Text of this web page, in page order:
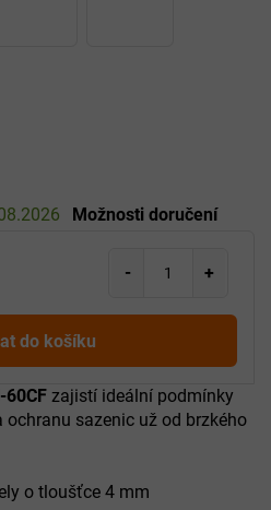
Možnosti doručení
do košíku
60CF zajistí ideální podmínky
sazenic už od brzkého
o tloušťce 4 mm